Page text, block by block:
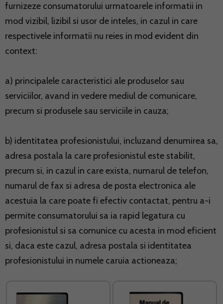
furnizeze consumatorului urmatoarele informatii in
mod vizibil, lizibil si usor de inteles, in cazul in care
respectivele informatii nu reies in mod evident din
context:
a) principalele caracteristici ale produselor sau
serviciilor, avand in vedere mediul de comunicare,
precum si produsele sau serviciile in cauza;
b) identitatea profesionistului, incluzand denumirea sa,
adresa postala la care profesionistul este stabilit,
precum si, in cazul in care exista, numarul de telefon,
numarul de fax si adresa de posta electronica ale
acestuia la care poate fi efectiv contactat, pentru a-i
permite consumatorului sa ia rapid legatura cu
profesionistul si sa comunice cu acesta in mod eficient
si, daca este cazul, adresa postala si identitatea
profesionistului in numele caruia actioneaza;